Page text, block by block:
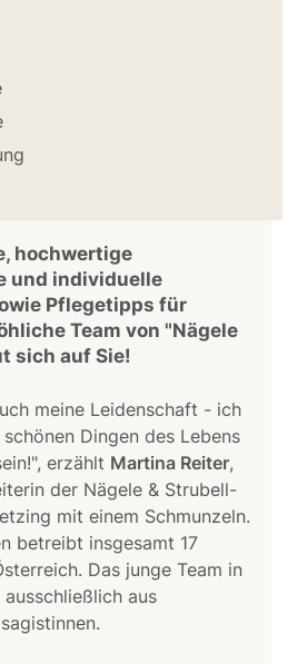
hochwertige
und individuelle
Pflegetipps für
Team von "Nägele
sich auf Sie!
meine Leidenschaft - ich
Dingen des Lebens
erzählt Martina Reiter,
der Nägele & Strubell-
mit einem Schmunzeln.
betreibt insgesamt 17
Das junge Team in
aus